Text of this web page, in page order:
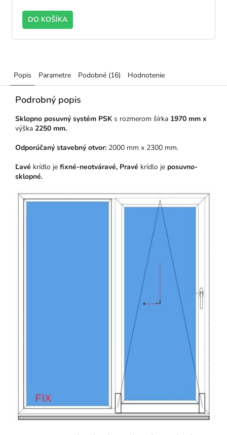
DO KOŠÍKA
Popis Parametre Podobné (16) Hodnotenie
Podrobný popis
Sklopno posuvný systém PSK s rozmerom šírka 1970 mm x
výška 2250 mm.
Odporúčaný stavebný otvor: 2000 mm x 2300 mm.
Ľavé krídlo je fixné-neotváravé, Pravé krídlo je posuvno-
sklopné.